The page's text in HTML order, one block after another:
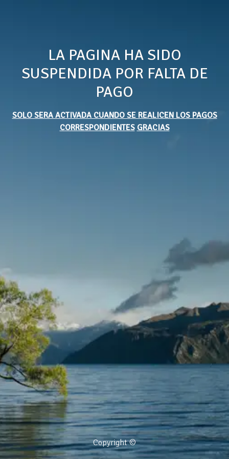
LA PAGINA HA SIDO
SUSPENDIDA POR FALTA DE
PAGO
SOLO SERA ACTIVADA CUANDO SE REALICEN LOS PAGOS
CORRESPONDIENTES GRACIAS
Copyright ©